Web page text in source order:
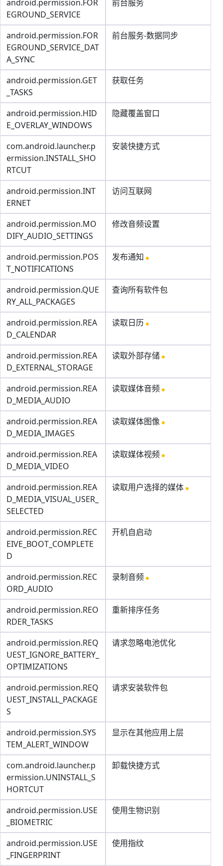
android.permission.FOR
EGROUND_SERVICE
前台服务
android.permission.FOR
EGROUND_SERVICE_DAT
A_SYNC
前台服务-数据同步
android.permission.GET
_TASKS
获取任务
android.permission.HID
E_OVERLAY_WINDOWS
隐藏覆盖窗口
com.android.launcher.p
ermission.INSTALL_SHO
RTCUT
安装快捷方式
android.permission.INT
ERNET
访问互联网
android.permission.MO
DIFY_AUDIO_SETTINGS
修改音频设置
android.permission.POS
T_NOTIFICATIONS
发布通知
android.permission.QUE
RY_ALL_PACKAGES
查询所有软件包
android.permission.REA
D_CALENDAR
读取日历
android.permission.REA
D_EXTERNAL_STORAGE
读取外部存储
android.permission.REA
D_MEDIA_AUDIO
读取媒体音频
android.permission.REA
D_MEDIA_IMAGES
读取媒体图像
android.permission.REA
D_MEDIA_VIDEO
读取媒体视频
android.permission.REA
D_MEDIA_VISUAL_USER_
SELECTED
读取用户选择的媒体
android.permission.REC
EIVE_BOOT_COMPLETE
D
开机自启动
android.permission.REC
ORD_AUDIO
录制音频
android.permission.REO
RDER_TASKS
重新排序任务
android.permission.REQ
UEST_IGNORE_BATTERY_
OPTIMIZATIONS
请求忽略电池优化
android.permission.REQ
UEST_INSTALL_PACKAGE
S
请求安装软件包
android.permission.SYS
TEM_ALERT_WINDOW
显示在其他应用上层
com.android.launcher.p
ermission.UNINSTALL_S
HORTCUT
卸载快捷方式
android.permission.USE
_BIOMETRIC
使用生物识别
android.permission.USE
_FINGERPRINT
使用指纹